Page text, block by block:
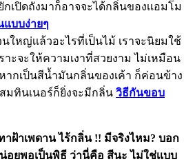
กเปิดถังมาก็อาจจะได้กลิ่นของเเอมโม
บบง่ายๆ
นใหญ่เเล้วอะไรที่เป็นไม้ เราจะนิยมใช้
ะจะให้ความเงาที่สวยงาม ไม่เหมือน
ากเป็นสีน้ำมันกลิ่นของเค้า ก็ค่อนข้าง
มทินเนอร์ก็ยิ่งจะมีกลิ่น วิธีกันขอบ
าฝ้าเพดาน ไร้กลิ่น !! มีจริงไหม? บอก
อยพอเป็นพิธี ว่านี่คือ สีนะ ไม่ใช่เเบบ